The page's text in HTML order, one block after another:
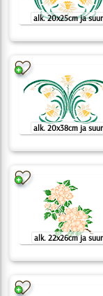
alk. 20x25cm ja suur
alk. 20x38cm ja suur
alk. 22x26cm ja suur